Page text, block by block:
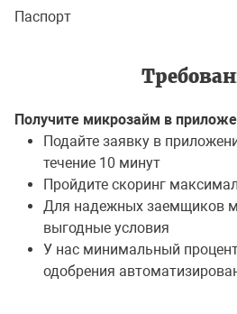
Паспорт
Получите микрозайм в
Подайте заявку в
течение 10 минут
Пройдите скоринг
Для надежных заемщиков
выгодные условия
У нас минимальный
одобрения